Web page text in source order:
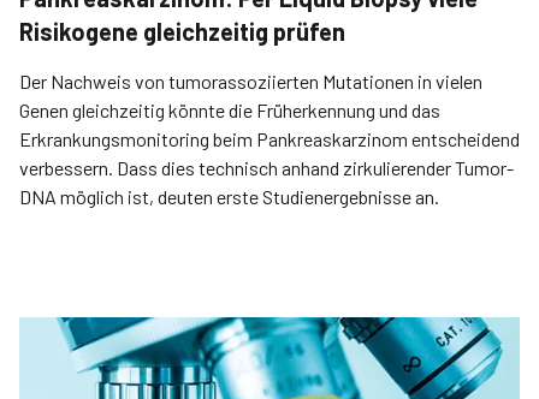
Risikogene gleichzeitig prüfen
Der Nachweis von tumor­assoziierten Mutationen in vielen
Genen gleichzeitig könnte die Früherkennung und das
Erkrankungsmonitoring beim Pankreaskarzinom entscheidend
verbessern. Dass dies technisch anhand zirkulierender Tumor-
DNA möglich ist, deuten erste Studienergebnisse an.